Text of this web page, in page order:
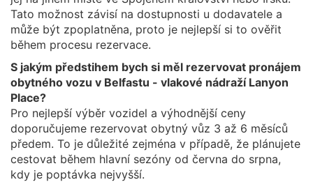
Tato možnost závisí na dostupnosti u dodavatele a
může být zpoplatněna, proto je nejlepší si to ověřit
během procesu rezervace.
S jakým předstihem bych si měl rezervovat pronájem
obytného vozu v Belfastu - vlakové nádraží Lanyon
Place?
Pro nejlepší výběr vozidel a výhodnější ceny
doporučujeme rezervovat obytný vůz 3 až 6 měsíců
předem. To je důležité zejména v případě, že plánujete
cestovat během hlavní sezóny od června do srpna,
kdy je poptávka nejvyšší.